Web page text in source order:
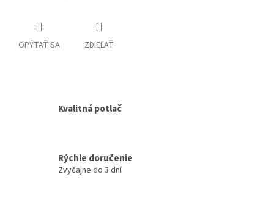
OPÝTAŤ SA ZDIEĽAŤ
Kvalitná potlač
Rýchle doručenie
Zvyčajne do 3 dní